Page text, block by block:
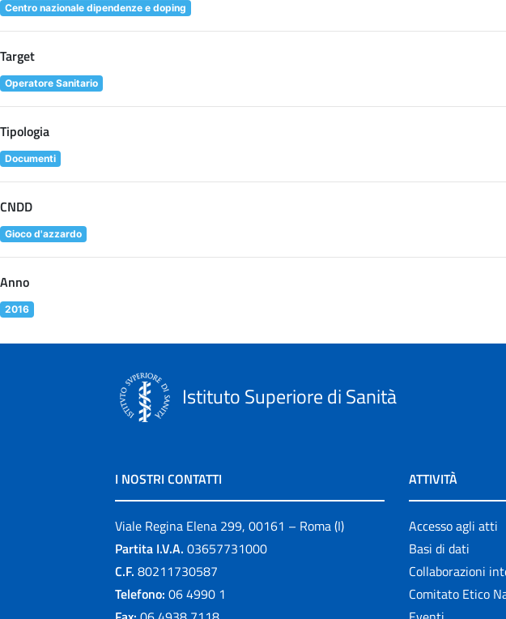
Centro nazionale dipendenze e doping
Target
Operatore Sanitario
Tipologia
Documenti
CNDD
Gioco d'azzardo
Anno
2016
Istituto Superiore di Sanità
I NOSTRI CONTATTI
Viale Regina Elena 299, 00161 – Roma (I)
Partita I.V.A. 03657731000
C.F. 80211730587
Telefono: 06 4990 1
ATTIVITÀ
Accesso agli atti
Basi di dati
Collaborazioni
Comitato Etico